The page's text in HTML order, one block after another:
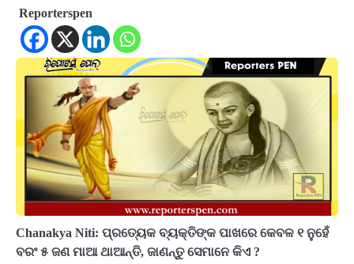
Reporterspen
Chanakya Niti: ପ୍ରତ୍ୟେକ ବ୍ୟକ୍ତିଙ୍କ ପାଖରେ କେବଳ ୧ ନୁହେଁ
ବରଂ ୫ ଜଣ ମାଆ ଥାଆନ୍ତି, ଜାଣନ୍ତୁ ସେମାନେ କିଏ ?